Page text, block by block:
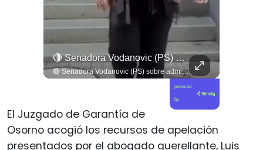
🔴 Senadora Vodanovic (PS) Sobre Admisibilidad Del TC A Requerimientos Por Megarreforma
🔴 Senadora Vodanovic (PS) sobre admisibilidad del TC a requerimientos por megarreforma
powered
by
El Juzgado de Garantía de
Osorno acogió los recursos de apelación
presentados por el abogado querellante, Luis